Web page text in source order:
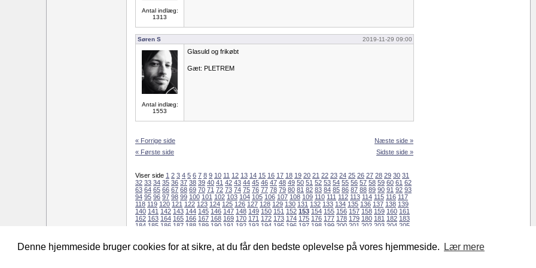
Denne hjemmeside bruger cookies for at sikre, at du får den bedste oplevelse på vores hjemmeside. Lær mere
Antal indlæg:
1313
Søren S 2019-11-29 09:00
Antal indlæg:
1553
Glasuld og frikøbt
Gæt: PLETREM
« Forrige side
« Første side
Næste side »
Sidste side »
Viser side 1 2 3 4 5 6 7 8 9 10 11 12 13 14 15 16 17 18 19 20 21 22 23 24 25 26 27 28 29 30 31
32 33 34 35 36 37 38 39 40 41 42 43 44 45 46 47 48 49 50 51 52 53 54 55 56 57 58 59 60 61 62
63 64 65 66 67 68 69 70 71 72 73 74 75 76 77 78 79 80 81 82 83 84 85 86 87 88 89 90 91 92 93
94 95 96 97 98 99 100 101 102 103 104 105 106 107 108 109 110 111 112 113 114 115 116 117
118 119 120 121 122 123 124 125 126 127 128 129 130 131 132 133 134 135 136 137 138 139
140 141 142 143 144 145 146 147 148 149 150 151 152 153 154 155 156 157 158 159 160 161
162 163 164 165 166 167 168 169 170 171 172 173 174 175 176 177 178 179 180 181 182 183
184 185 186 187 188 189 190 191 192 193 194 195 196 197 198 199 200 201 202 203 204 205